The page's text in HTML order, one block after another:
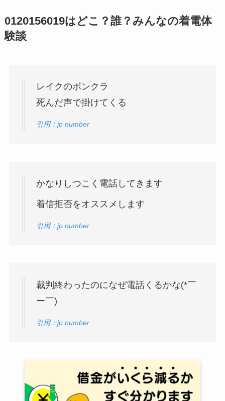
0120156019はどこ？誰？みんなの着電体
験談
レイクのボンクラ
死んだ声で掛けてくる
引用：jp number
かなりしつこく電話してきます
着信拒否をオススメします
引用：jp number
裁判終わったのになぜ電話くるかな(*￣
ー￣)
引用：jp number